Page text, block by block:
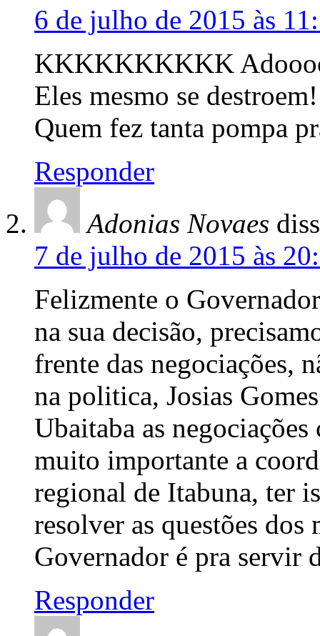
6 de julho de 2015 às
KKKKKKKKKK
Eles mesmo se destroem!
Quem fez tanta pompa
Responder
Adonias Novaes
7 de julho de 2015 às
Felizmente o
na sua decisão,
frente das negociações,
na politica, Josias
Ubaitaba as
muito importante a
regional de Itabuna, ter
resolver as questões
Governador é pra servir
Responder